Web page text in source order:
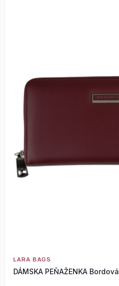
LARA BAGS
DÁMSKA PEŇAŽENKA Bordová